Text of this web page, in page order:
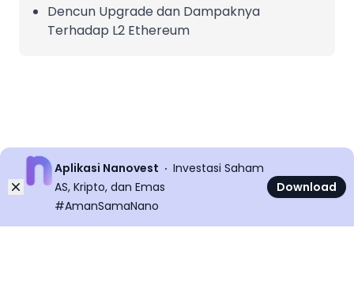
Dencun Upgrade dan Dampaknya
Terhadap L2 Ethereum
Dismiss
Aplikasi Nanovest
Investasi Saham
AS, Kripto, dan Emas
#AmanSamaNano
Download